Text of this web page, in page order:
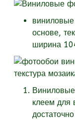
основе,
ширина
клеем для